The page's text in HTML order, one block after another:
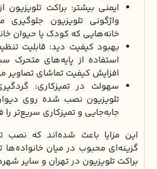
ایمنی بیشتر: براکت
واژگونی تلویزیون
خانه‌هایی که کودک یا حیوان
بهبود کیفیت دید: قابلیت
استفاده از پایه‌های متحرک
افزایش کیفیت تماشای تصاویر
سهولت در تمیزکاری:
تلویزیون نصب شده روی
جابه‌جایی و تمیزکاری سریع‌تر
این مزایا باعث شده‌اند که نصب
گزینه‌ای محبوب در میان خانواده‌ها
براکت تلویزیون در تهران و سایر